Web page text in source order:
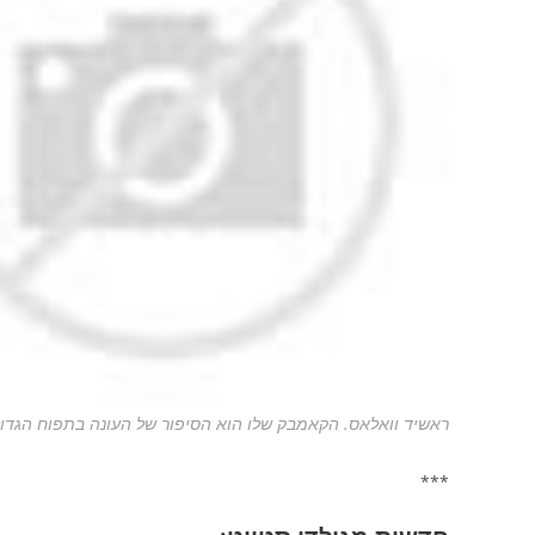
ראשיד וואלאס. הקאמבק שלו הוא הסיפור של העונה בתפוח
***